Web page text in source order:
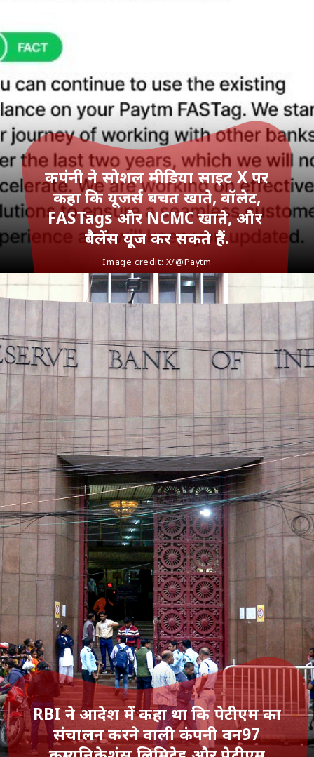
कपंनी ने सोशल मीडिया साइट X पर
कहा कि यूजर्स बचत खाते, वॉलेट,
FASTags और NCMC खाते, और
बैलेंस यूज कर सकते हैं.
Image credit: X/@Paytm
RBI ने आदेश में कहा था कि पेटीएम का
संचालन करने वाली कंपनी वन97